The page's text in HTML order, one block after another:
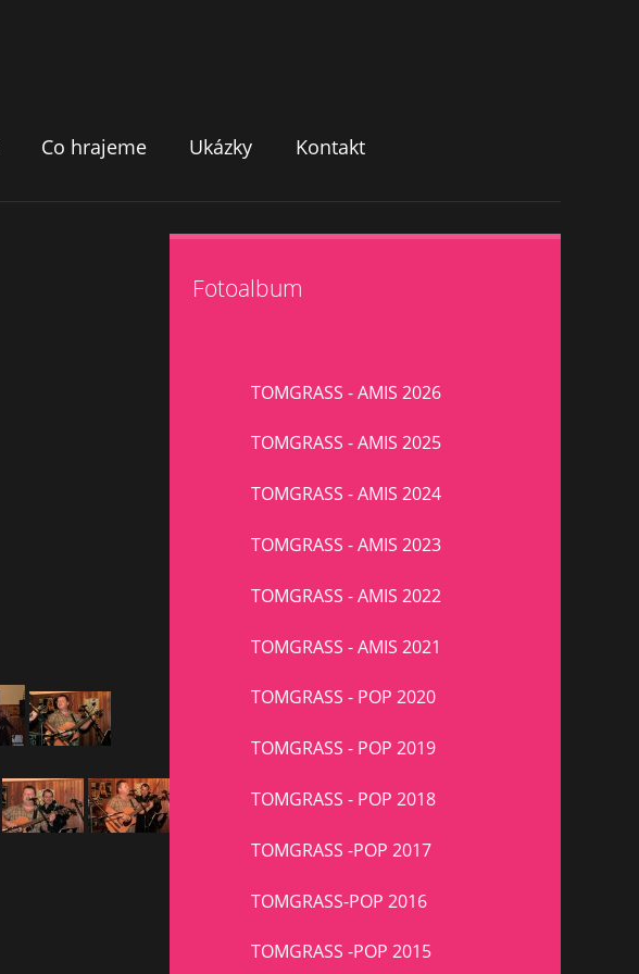
Co hrajeme Ukázky Kontakt
Fotoalbum
TOMGRASS - AMIS 2026
TOMGRASS - AMIS 2025
TOMGRASS - AMIS 2024
TOMGRASS - AMIS 2023
TOMGRASS - AMIS 2022
TOMGRASS - AMIS 2021
TOMGRASS - POP 2020
TOMGRASS - POP 2019
TOMGRASS - POP 2018
TOMGRASS -POP 2017
TOMGRASS-POP 2016
TOMGRASS -POP 2015